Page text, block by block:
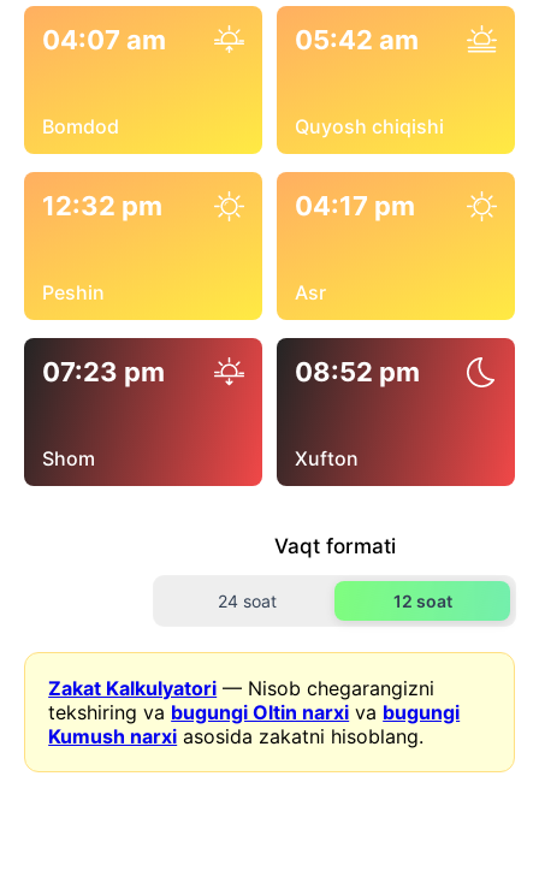
04:07 am
Bomdod
05:42 am
Quyosh chiqishi
12:32 pm
Peshin
04:17 pm
Asr
07:23 pm
Shom
08:52 pm
Xufton
Vaqt formati
24 soat 12 soat
Zakat Kalkulyatori — Nisob chegarangizni
tekshiring va bugungi Oltin narxi va bugungi
Kumush narxi asosida zakatni hisoblang.